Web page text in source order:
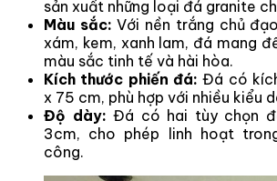
sản xuất những loại đá granite
Màu sắc: Với nền trắng chủ
xám, kem, xanh lam, đá mang
màu sắc tinh tế và hài hòa.
Kích thước phiến đá: Đá có
x 75 cm, phù hợp với nhiều kiểu
Độ dày: Đá có hai tùy chọn
3cm, cho phép linh hoạt
công.